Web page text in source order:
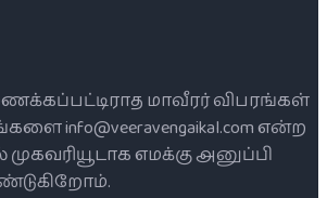
மாவீரர் விபரங்கள்
info@veeravengaikal.com என்ற
எமக்கு அனுப்பி